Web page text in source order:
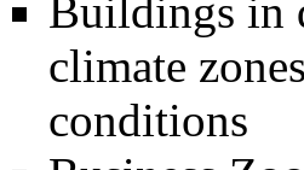
Buildings in
climate
conditions